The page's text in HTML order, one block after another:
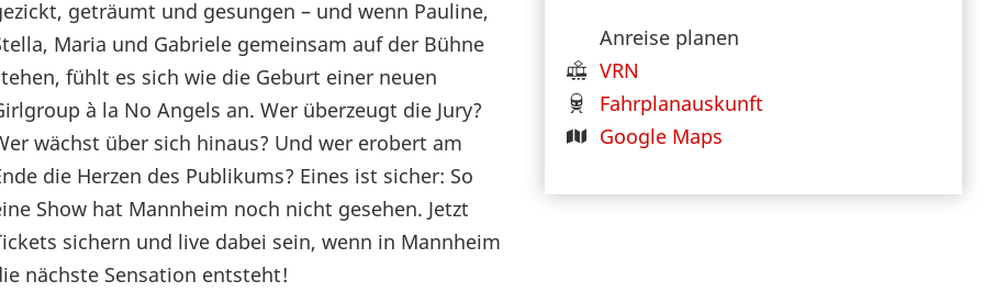
Anreise planen
VRN
Fahrplanauskunft
Google Maps
geträumt und gesungen – und wenn Pauline,
Maria und Gabriele gemeinsam auf der Bühne
fühlt es sich wie die Geburt einer neuen
à la No Angels an. Wer überzeugt die Jury?
wächst über sich hinaus? Und wer erobert am
die Herzen des Publikums? Eines ist sicher: So
Show hat Mannheim noch nicht gesehen. Jetzt
sichern und live dabei sein, wenn in Mannheim
nächste Sensation entsteht!